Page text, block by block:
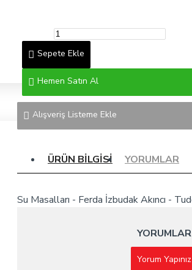
Sepete Ekle
Hemen Satın Al
Alışveriş Listeme Ekle
ÜRÜN BILGISI YORUMLAR
Su Masalları - Ferda İzbudak Akıncı -
YORUMLAR
Yorum Yapınız